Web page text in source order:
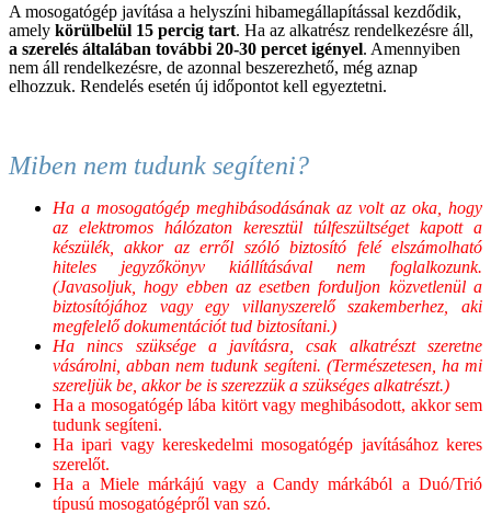
A mosogatógép javítása a helyszíni hibamegállapítással kezdődik,
amely körülbelül 15 percig tart. Ha az alkatrész rendelkezésre áll,
a szerelés általában további 20-30 percet igényel. Amennyiben
nem áll rendelkezésre, de azonnal beszerezhető, még aznap
elhozzuk. Rendelés esetén új időpontot kell egyeztetni.
Miben nem tudunk segíteni?
Ha a mosogatógép meghibásodásának az volt az oka, hogy
az elektromos hálózaton keresztül túlfeszültséget kapott a
készülék, akkor az erről szóló biztosító felé elszámolható
hiteles jegyzőkönyv kiállításával nem foglalkozunk.
(Javasoljuk, hogy ebben az esetben forduljon közvetlenül a
biztosítójához vagy egy villanyszerelő szakemberhez, aki
megfelelő dokumentációt tud biztosítani.)
Ha nincs szüksége a javításra, csak alkatrészt szeretne
vásárolni, abban nem tudunk segíteni. (Természetesen, ha mi
szereljük be, akkor be is szerezzük a szükséges alkatrészt.)
Ha a mosogatógép lába kitört vagy meghibásodott, akkor sem
tudunk segíteni.
Ha ipari vagy kereskedelmi mosogatógép javításához keres
szerelőt.
Ha a Miele márkájú vagy a Candy márkából a Duó/Trió
típusú mosogatógépről van szó.